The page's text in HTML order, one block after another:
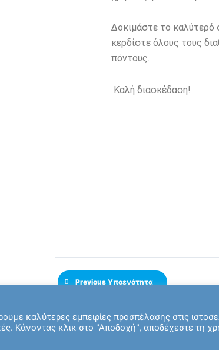
Δοκιμάστε το καλύτερό
κερδίστε όλους τους
πόντους.
Καλή διασκέδαση!
Previous Υποενότητα
καλύτερες εμπειρίες προσπέλασης στις
Κάνοντας κλικ στο "Αποδοχή", αποδέχεστε τη